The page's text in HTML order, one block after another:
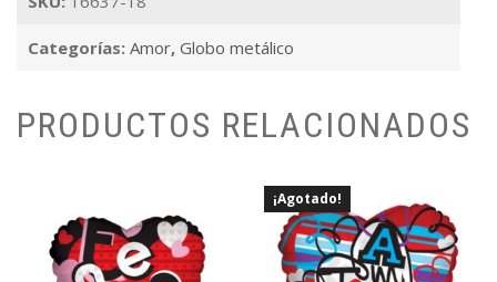
cantidad
Categorías: Amor, Globo metálico
PRODUCTOS RELACIONADOS
¡Agotado!